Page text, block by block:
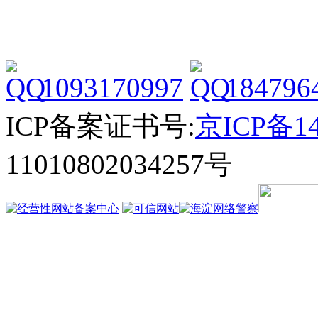
1093170997
ICP备案证书号:京ICP备
11010802034257号